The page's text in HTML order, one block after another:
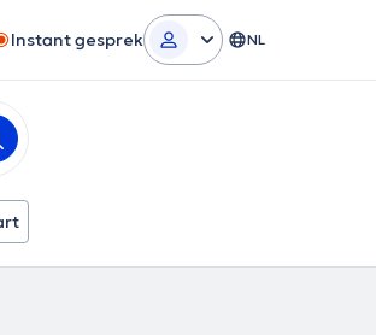
Instant gesprek NL